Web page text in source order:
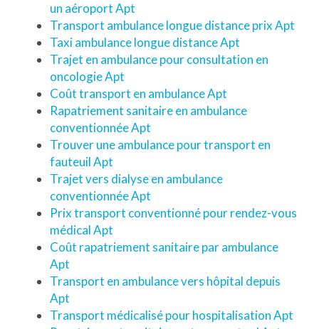
un aéroport Apt
Transport ambulance longue distance prix Apt
Taxi ambulance longue distance Apt
Trajet en ambulance pour consultation en
oncologie Apt
Coût transport en ambulance Apt
Rapatriement sanitaire en ambulance
conventionnée Apt
Trouver une ambulance pour transport en
fauteuil Apt
Trajet vers dialyse en ambulance
conventionnée Apt
Prix transport conventionné pour rendez-vous
médical Apt
Coût rapatriement sanitaire par ambulance
Apt
Transport en ambulance vers hôpital depuis
Apt
Transport médicalisé pour hospitalisation Apt